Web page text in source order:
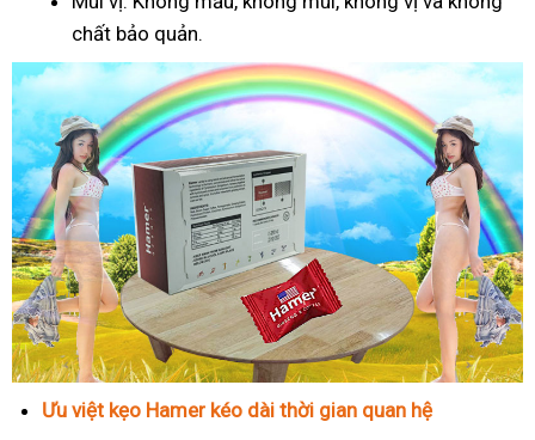
chất bảo quản.
Ưu việt kẹo Hamer kéo dài thời gian quan hệ